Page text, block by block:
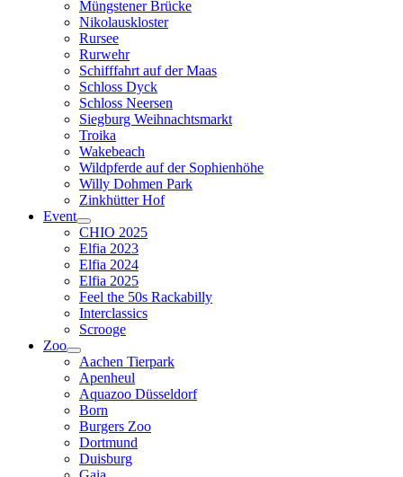
Müngstener Brücke
Nikolauskloster
Rursee
Rurwehr
Schifffahrt auf der Maas
Schloss Dyck
Schloss Neersen
Siegburg Weihnachtsmarkt
Troika
Wakebeach
Wildpferde auf der Sophienhöhe
Willy Dohmen Park
Zinkhütter Hof
Event
CHIO 2025
Elfia 2023
Elfia 2024
Elfia 2025
Feel the 50s Rackabilly
Interclassics
Scrooge
Zoo
Aachen Tierpark
Apenheul
Aquazoo Düsseldorf
Born
Burgers Zoo
Dortmund
Duisburg